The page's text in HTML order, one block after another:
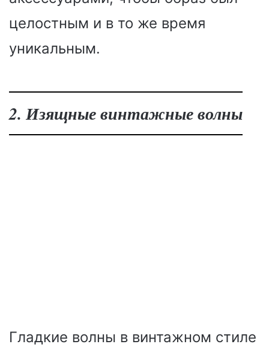
целостным и в то же время
уникальным.
2. Изящные винтажные волны
Гладкие волны в винтажном стиле